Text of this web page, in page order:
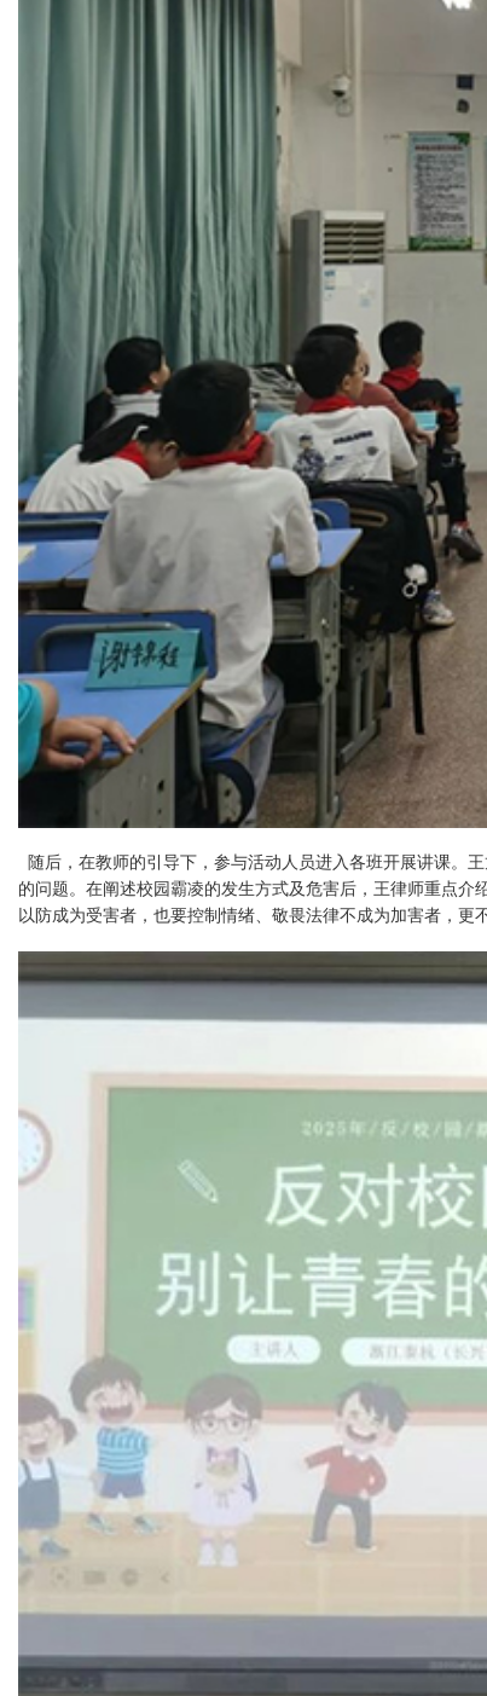
随后，在教师的引导下，参与活动人员进入各班开展讲课。
的问题。在阐述校园霸凌的发生方式及危害后，王律师重点
以防成为受害者，也要控制情绪、敬畏法律不成为加害者，更